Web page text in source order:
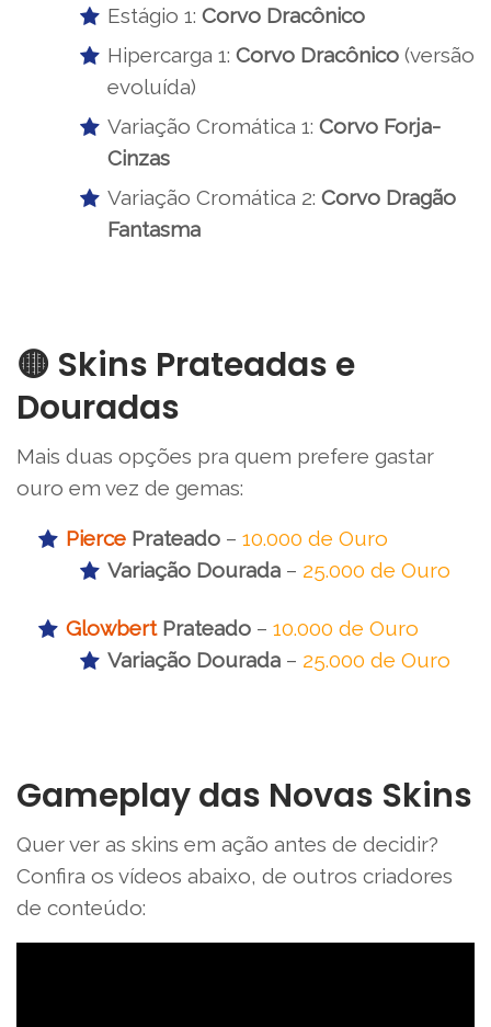
Estágio 1: Corvo Dracônico
Hipercarga 1: Corvo Dracônico (versão
evoluída)
Variação Cromática 1: Corvo Forja-
Cinzas
Variação Cromática 2: Corvo Dragão
Fantasma
🟡 Skins Prateadas e
Douradas
Mais duas opções pra quem prefere gastar
ouro em vez de gemas:
Pierce Prateado – 10.000 de Ouro
Variação Dourada – 25.000 de Ouro
GlowbertPrateado – 10.000 de Ouro
Variação Dourada – 25.000 de Ouro
Gameplay das Novas Skins
Quer ver as skins em ação antes de decidir?
Confira os vídeos abaixo, de outros criadores
de conteúdo: